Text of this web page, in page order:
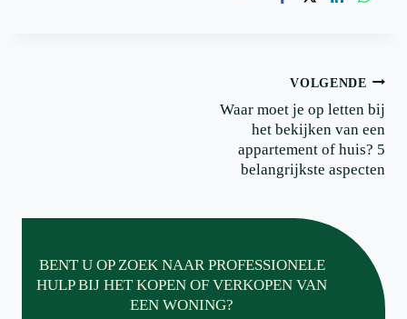
VOLGENDE
Waar moet je op letten bij
het bekijken van een
appartement of huis? 5
belangrijkste aspecten
BENT U OP ZOEK NAAR PROFESSIONELE
HULP BIJ HET KOPEN OF VERKOPEN VAN
EEN WONING?